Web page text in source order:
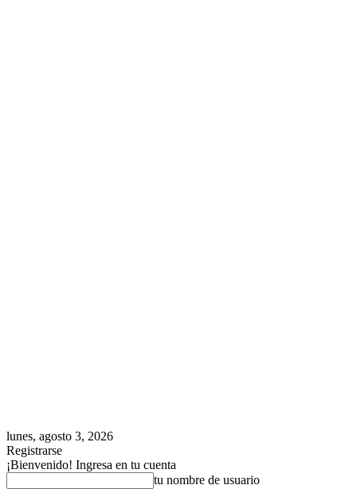
lunes, agosto 3, 2026
Registrarse
¡Bienvenido! Ingresa en tu cuenta
tu nombre de usuario